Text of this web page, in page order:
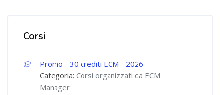
Corsi
Promo - 30 crediti ECM - 2026
Categoria:Corsi organizzati da ECM
Manager